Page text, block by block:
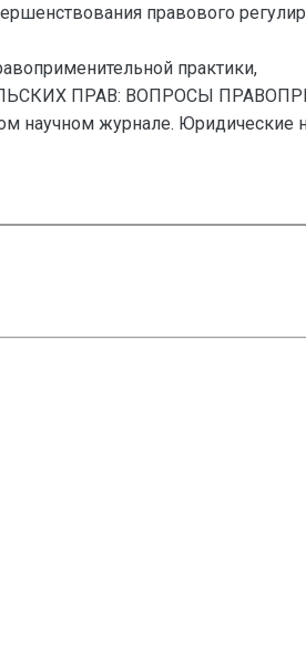
правового
практики,
ПРАВ: ВОПРОСЫ
научном журнале. Юридические